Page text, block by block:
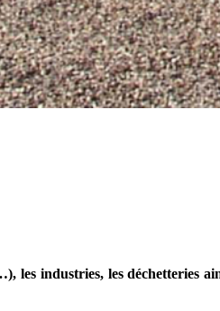
les industries, les déchetteries